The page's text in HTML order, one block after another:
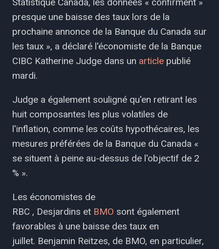
presque une baisse des taux lors de la
prochaine annonce de la Banque du Canada sur
les taux », a déclaré l'économiste de la Banque
CIBC Katherine Judge dans un article publié
mardi.
Judge a également souligné qu'en retirant les
huit composantes les plus volatiles de
l'inflation, comme les coûts hypothécaires, les
mesures préférées de la Banque du Canada «
se situent à peine au-dessus de l'objectif de 2
% ».
Les économistes de
RBC , Desjardins et BMO sont également
favorables à une baisse des taux en
juillet. Benjamin Reitzes, de BMO, en particulier,